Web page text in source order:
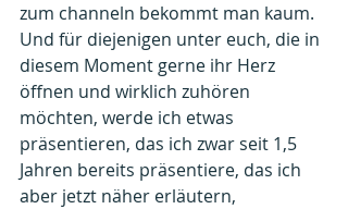
zum channeln bekommt man kaum.
Und für diejenigen unter euch, die in
diesem Moment gerne ihr Herz
öffnen und wirklich zuhören
möchten, werde ich etwas
präsentieren, das ich zwar seit 1,5
Jahren bereits präsentiere, das ich
aber jetzt näher erläutern,